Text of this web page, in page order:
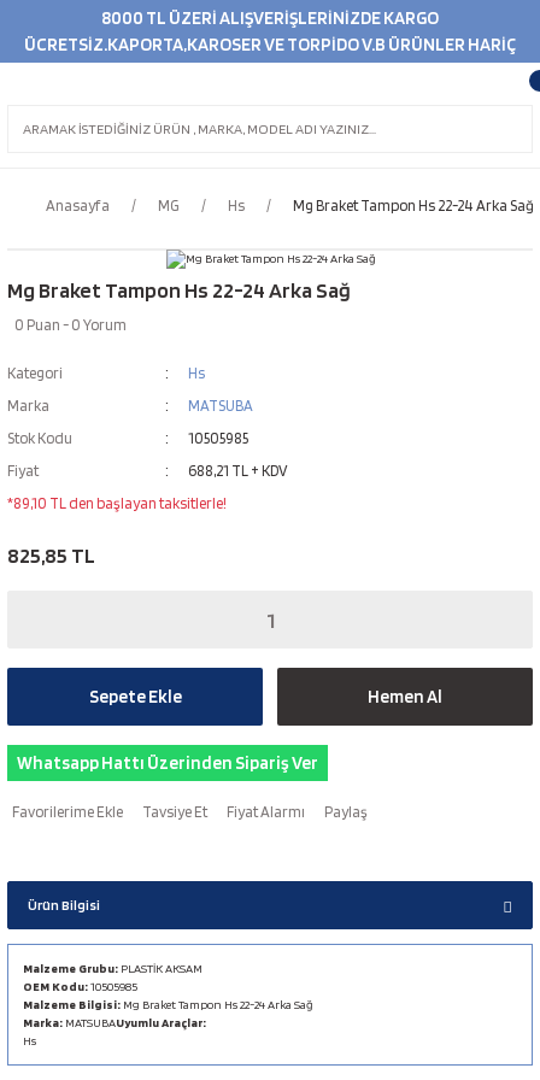
8000 TL ÜZERİ ALIŞVERİŞLERİNİZDE KARGO
ÜCRETSİZ.KAPORTA,KAROSER VE TORPİDO V.B ÜRÜNLER HARİÇ
Anasayfa MG Hs Mg Braket Tampon Hs 22-24 Arka Sağ
Mg Braket Tampon Hs 22-24 Arka Sağ
0 Puan - 0 Yorum
Kategori
Hs
Marka
MATSUBA
Stok Kodu
10505985
Fiyat
688,21 TL + KDV
*89,10 TL den başlayan taksitlerle!
825,85 TL
Sepete Ekle Hemen Al
Whatsapp Hattı Üzerinden Sipariş Ver
Tavsiye Et Fiyat Alarmı Paylaş
Ürün Bilgisi
Malzeme Grubu: PLASTİK AKSAM
OEM Kodu:10505985
Malzeme Bilgisi: Mg Braket Tampon Hs 22-24 Arka Sağ
Marka: MATSUBAUyumlu Araçlar:
Hs